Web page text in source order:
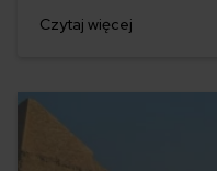
długo możemy ją kupić?
Czytaj więcej